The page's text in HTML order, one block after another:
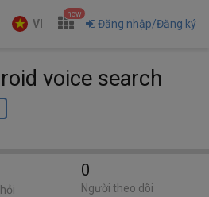
VI
new
Đăng nhập/Đăng ký
voice search
0
Người theo dõi